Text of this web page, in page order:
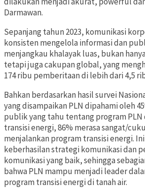
Darmawan.
Sepanjang tahun 2023, komunikasi
konsisten mengelola informasi dan
menjangkau khalayak luas, bukan
tetapi juga cakupan global, yang
174 ribu pemberitaan di lebih dari 4,5
Bahkan berdasarkan hasil survei
yang disampaikan PLN dipahami oleh
publik yang tahu tentang program
transisi energi, 86% merasa sangat/
menjalankan program transisi energi.
keberhasilan strategi komunikasi dan
komunikasi yang baik, sehingga
bahwa PLN mampu menjadi leader
program transisi energi di tanah air.